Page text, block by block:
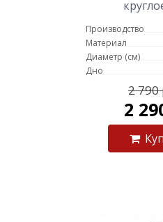
Производство
Материал
Диаметр (см)
Дно
2 790
2